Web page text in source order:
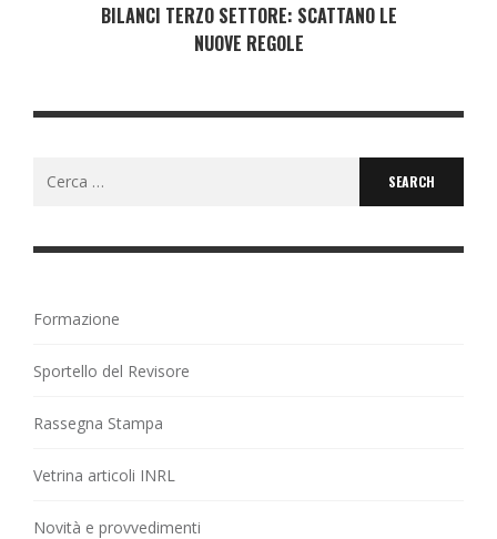
BILANCI TERZO SETTORE: SCATTANO LE
NUOVE REGOLE
Formazione
Sportello del Revisore
Rassegna Stampa
Vetrina articoli INRL
Novità e provvedimenti